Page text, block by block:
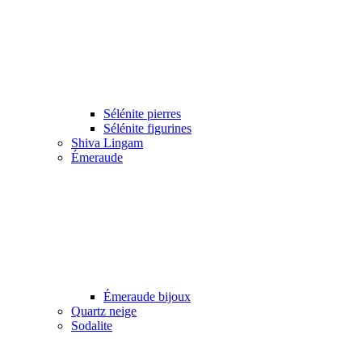
Sélénite pierres
Sélénite figurines
Shiva Lingam
Émeraude
Émeraude bijoux
Quartz neige
Sodalite